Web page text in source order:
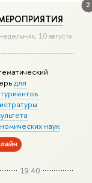
2
10 августа
для
наук
19:40